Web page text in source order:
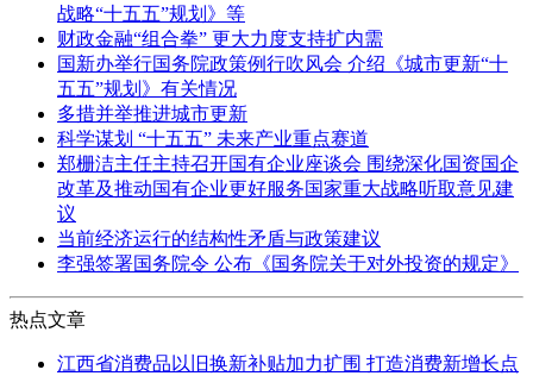
战略“十五五”规划》等
财政金融“组合拳” 更大力度支持扩内需
国新办举行国务院政策例行吹风会 介绍《城市更新“十
五五”规划》有关情况
多措并举推进城市更新
科学谋划 “十五五” 未来产业重点赛道
郑栅洁主任主持召开国有企业座谈会 围绕深化国资国企
改革及推动国有企业更好服务国家重大战略听取意见建
议
当前经济运行的结构性矛盾与政策建议
李强签署国务院令 公布《国务院关于对外投资的规定》
热点文章
江西省消费品以旧换新补贴加力扩围 打造消费新增长点